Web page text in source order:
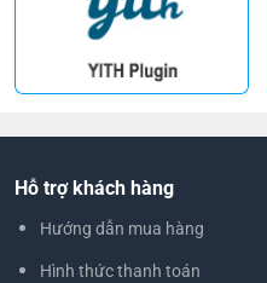
Hỗ trợ khách hàng
Hướng dẫn mua hàng
Hình thức thanh toán